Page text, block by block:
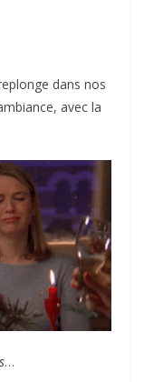
dans nos
avec la
…